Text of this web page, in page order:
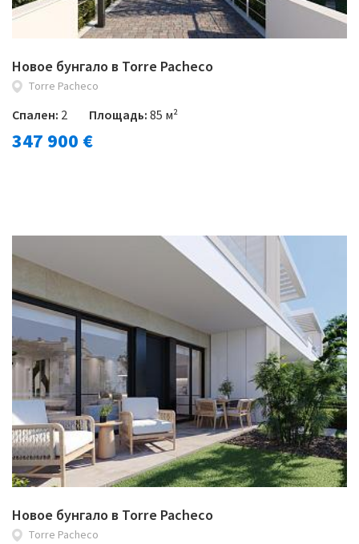
Новое бунгало в Torre Pacheco
Torre Pacheco
Спален: 2 Площадь:85 м²
347 900 €
Новое бунгало в Torre Pacheco
Torre Pacheco